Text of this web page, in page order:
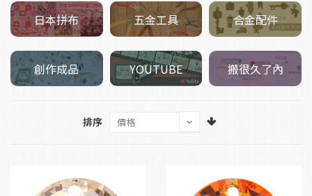
日本拼布 五金工具 合金配件
創作成品 YOUTUBE 搬很久了內
排序